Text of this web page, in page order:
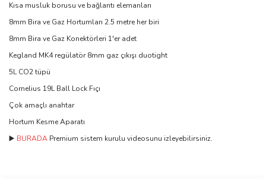
Kısa musluk borusu ve bağlantı elemanları
8mm Bira ve Gaz Hortumları 2.5 metre her biri
8mm Bira ve Gaz Konektörleri 1'er adet
Kegland MK4 regülatör 8mm gaz çıkışı duotight
5L CO2 tüpü
Cornelius 19L Ball Lock Fıçı
Çok amaçlı anahtar
Hortum Kesme Aparatı
▶️ BURADA Premium sistem kurulu videosunu izleyebilirsiniz.